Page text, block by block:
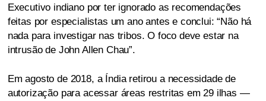
Executivo indiano por ter ignorado as recomendações
feitas por especialistas um ano antes e conclui: “Não há
nada para investigar nas tribos. O foco deve estar na
intrusão de John Allen Chau”.
Em agosto de 2018, a Índia retirou a necessidade de
autorização para acessar áreas restritas em 29 ilhas —